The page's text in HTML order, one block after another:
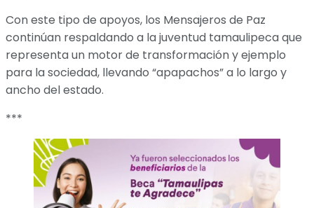
Con este tipo de apoyos, los Mensajeros de Paz
continúan respaldando a la juventud tamaulipeca que
representa un motor de transformación y ejemplo
para la sociedad, llevando “apapachos” a lo largo y
ancho del estado.
***